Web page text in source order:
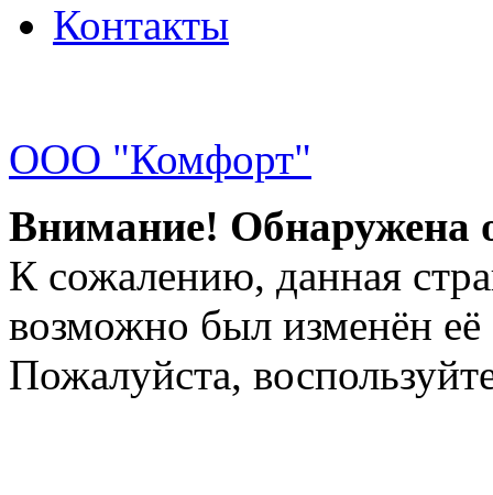
Контакты
ООО "Комфорт"
Внимание! Обнаружена
К сожалению, данная
возможно был изменён её
Пожалуйста,